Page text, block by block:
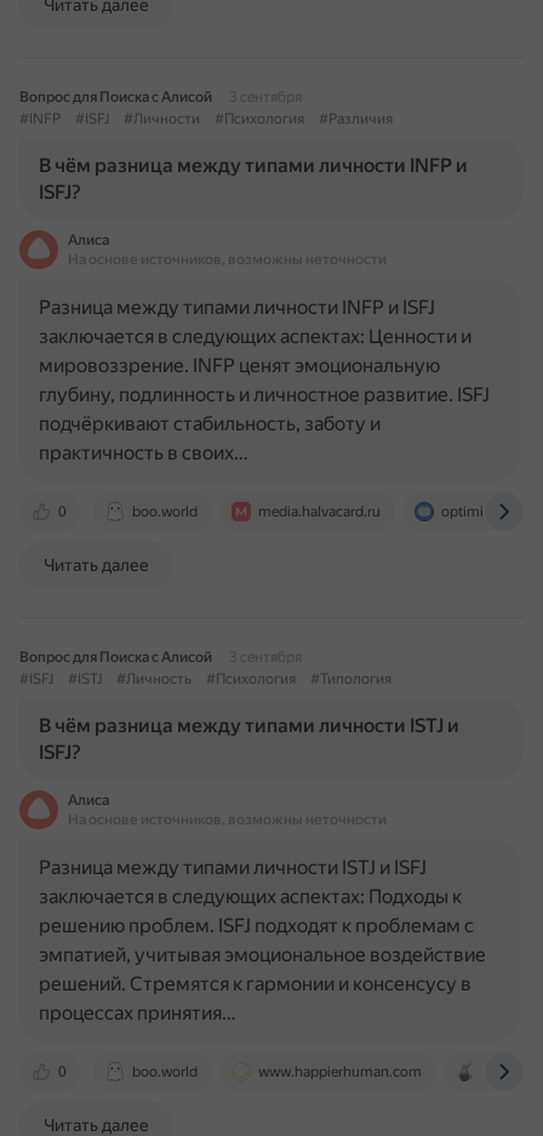
Читать далее
Вопрос для Поиска с Алисой
3 сентября
#INFP
#ISFJ #Личности #Психология #Различия
В чём разница между типами личности INFP и
ISFJ?
Алиса
На основе источников, возможны неточности
0 boo.world media.halvacard.ru
Разница между типами личности INFP и ISFJ
заключается в следующих аспектах: Ценности и
мировоззрение. INFP ценят эмоциональную
глубину, подлинность и личностное развитие. ISFJ
подчёркивают стабильность, заботу и
практичность в своих…
Читать далее
Вопрос для Поиска с Алисой
3 сентября
#ISFJ
#ISTJ #Личность #Психология #Типология
В чём разница между типами личности ISTJ и
ISFJ?
Алиса
На основе источников, возможны неточности
0 boo.world www.happierhuman.com
Разница между типами личности ISTJ и ISFJ
заключается в следующих аспектах: Подходы к
решению проблем. ISFJ подходят к проблемам с
эмпатией, учитывая эмоциональное воздействие
решений. Стремятся к гармонии и консенсусу в
процессах принятия…
Читать далее